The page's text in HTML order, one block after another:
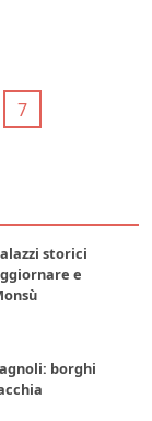
7
storici
e
borghi